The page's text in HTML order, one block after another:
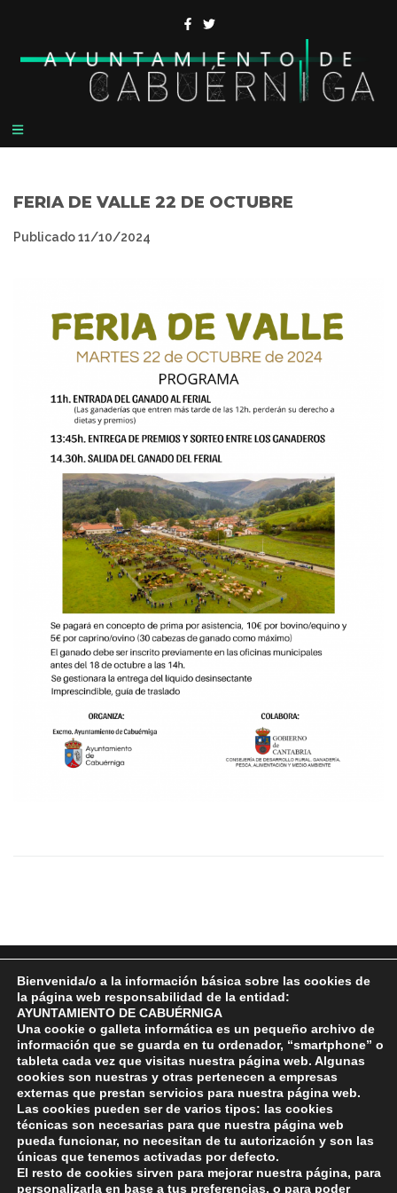
FERIA DE VALLE 22 DE OCTUBRE
Publicado11/10/2024
Plaza Manuel Llano, 70, 39510, Cabuérniga, Cantabria
942 706 001
942 706 002
cabuerniga@aytocabuerniga.es
Compromiso con la Protección de Datos Personales
Política de privacidad
Bienvenida/o a la información básica sobre las cookies de
la página web responsabilidad de la entidad:
AYUNTAMIENTO DE CABUÉRNIGA
Una cookie o galleta informática es un pequeño archivo de
información que se guarda en tu ordenador, “smartphone” o
tableta cada vez que visitas nuestra página web. Algunas
cookies son nuestras y otras pertenecen a empresas
externas que prestan servicios para nuestra página web.
Las cookies pueden ser de varios tipos: las cookies
técnicas son necesarias para que nuestra página web
pueda funcionar, no necesitan de tu autorización y son las
únicas que tenemos activadas por defecto.
El resto de cookies sirven para mejorar nuestra página, para
personalizarla en base a tus preferencias, o para poder